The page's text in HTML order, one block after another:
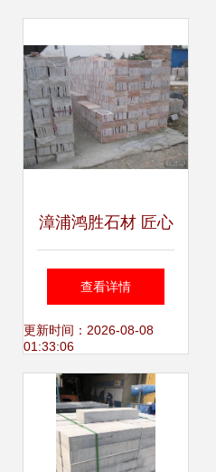
漳浦鸿胜石材 匠心
铸就石材加工之美
查看详情
更新时间：2026-08-08
01:33:06